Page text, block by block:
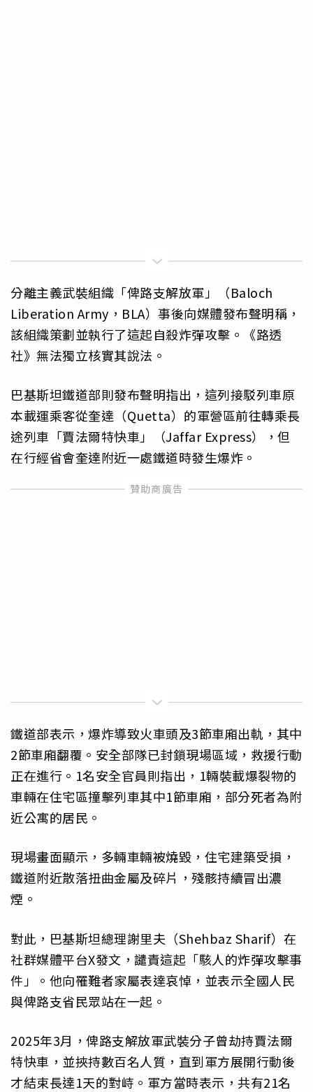
分離主義武裝組織「俾路支解放軍」（Baloch
Liberation Army，BLA）事後向媒體發布聲明稱，
該組織策劃並執行了這起自殺炸彈攻擊。《路透
社》無法獨立核實其說法。
巴基斯坦鐵道部則發布聲明指出，這列接駁列車原
本載運乘客從奎達（Quetta）的軍營區前往轉乘長
途列車「賈法爾特快車」（Jaffar Express），但
在行經省會奎達附近一處鐵道時發生爆炸。
鐵道部表示，爆炸導致火車頭及3節車廂出軌，其中
2節車廂翻覆。安全部隊已封鎖現場區域，救援行動
正在進行。1名安全官員則指出，1輛裝載爆裂物的
車輛在住宅區撞擊列車其中1節車廂，部分死者為附
近公寓的居民。
現場畫面顯示，多輛車輛被燒毀，住宅建築受損，
鐵道附近散落扭曲金屬及碎片，殘骸持續冒出濃
煙。
對此，巴基斯坦總理謝里夫（Shehbaz Sharif）在
社群媒體平台X發文，譴責這起「駭人的炸彈攻擊事
件」。他向罹難者家屬表達哀悼，並表示全國人民
與俾路支省民眾站在一起。
2025年3月，俾路支解放軍武裝分子曾劫持賈法爾
特快車，並挾持數百名人質，直到軍方展開行動後
才結束長達1天的對峙。軍方當時表示，共有21名